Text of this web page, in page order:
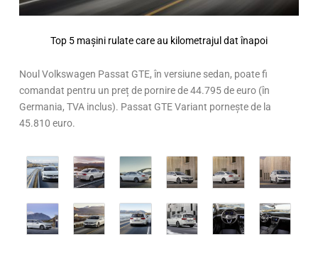
Top 5 mașini rulate care au kilometrajul dat înapoi
Noul Volkswagen Passat GTE, în versiune sedan, poate fi
comandat pentru un preț de pornire de 44.795 de euro (în
Germania, TVA inclus). Passat GTE Variant pornește de la
45.810 euro.